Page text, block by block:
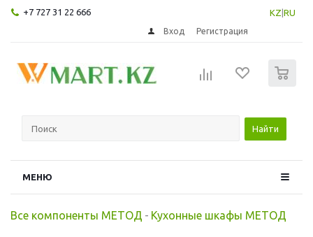
+7 727 31 22 666 KZ RU
Вход Регистрация
Найти
МЕНЮ
Все компоненты МЕТОД - Кухонные шкафы МЕТОД